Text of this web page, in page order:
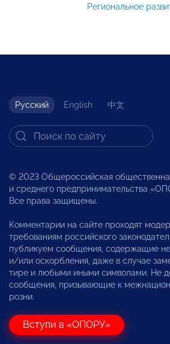
Региональное
Русский English 中文
© 2023 Общероссийская
и среднего предпринимательства
Все права защищены.
Комментарии на сайте проходят
требованиям российского
публикуем сообщения, содержащие
и/или оскорбления, даже в случае
тире и любыми иными символами. Не
сообщения, призывающие к
розни.
Вступи в «ОПОРУ»